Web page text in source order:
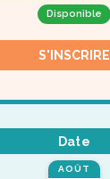
Disponible
S'INSCRIRE
Date
AOÛT